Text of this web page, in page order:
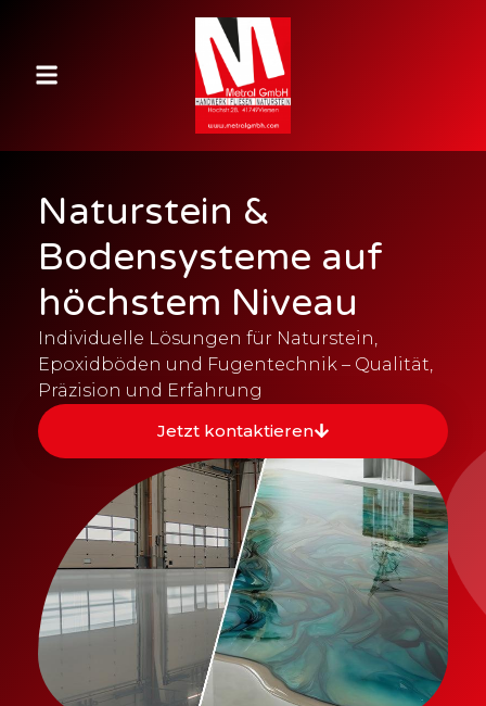
Naturstein &
Bodensysteme auf
höchstem Niveau
Individuelle Lösungen für Naturstein,
Epoxidböden und Fugentechnik – Qualität,
Präzision und Erfahrung
Jetzt kontaktieren